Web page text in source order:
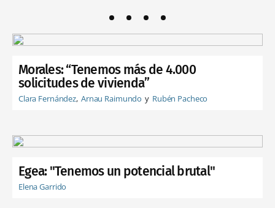
Morales: “Tenemos más de 4.000
solicitudes de vivienda”
Clara Fernández Arnau Raimundo Rubén Pacheco
Egea: "Tenemos un potencial brutal"
Elena Garrido